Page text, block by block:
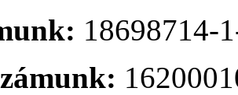
18698714-